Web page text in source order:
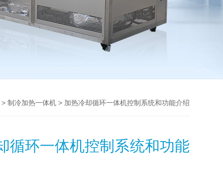
制冷加热一体机> 加热冷却循环一体机控制系统和功能介绍
循环一体机控制系统和功能